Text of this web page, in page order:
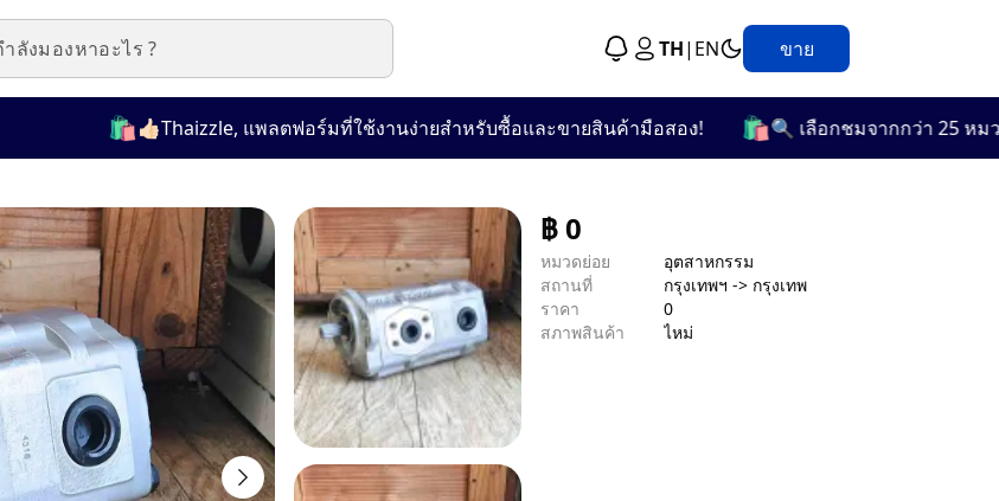
TH| EN ขาย
👍🏻Thaizzle, แพลตฟอร์มที่ใช้งานง่ายสำหรับซื้อและขายสินค้ามือสอง! 🛍️ 🔍 เลือกชมจากกว่า 25 หมวดหมู่
฿0
หมวดย่อย
อุตสาหกรรม
สถานที่
กรุงเทพฯ -> กรุงเทพ
ราคา
0
สภาพสินค้า
ไหม่